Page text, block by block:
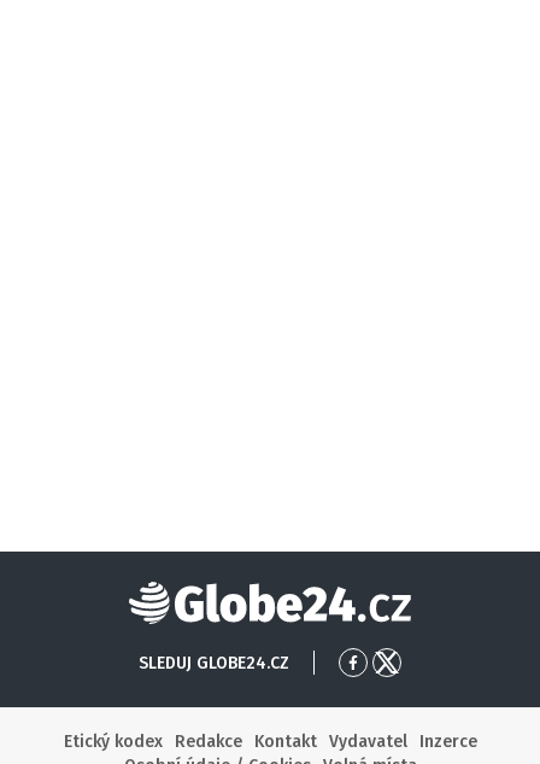
Globe24
SLEDUJ GLOBE24.CZ
Přejít
Facebook
Přejít
X
Etický kodex
Redakce Kontakt Vydavatel
Inzerce